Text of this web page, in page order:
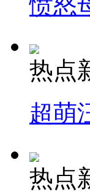
热点
超萌
热点